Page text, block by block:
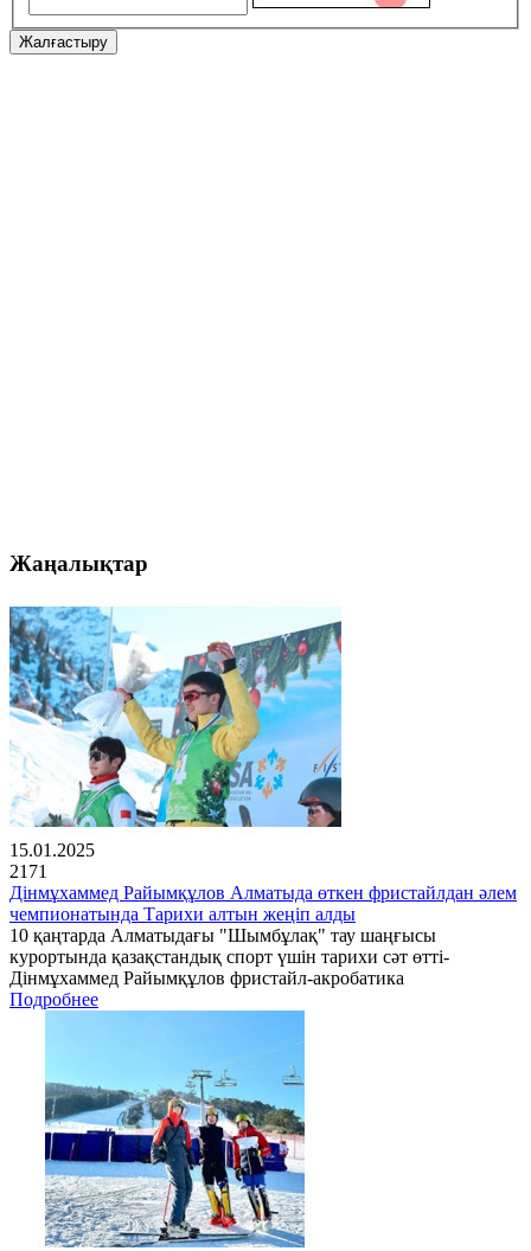
Жалғастыру
Жаңалықтар
15.01.2025
2171
Дінмұхаммед Райымқұлов Алматыда өткен фристайлдан әлем
чемпионатында Тарихи алтын жеңіп алды
10 қаңтарда Алматыдағы "Шымбұлақ" тау шаңғысы
курортында қазақстандық спорт үшін тарихи сәт өтті-
Дінмұхаммед Райымқұлов фристайл-акробатика
Подробнее